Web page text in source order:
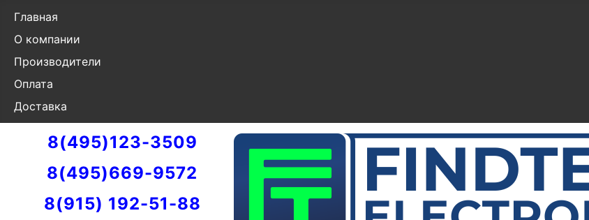
Главная
О компании
Производители
Оплата
Доставка
8(495)123-3509
8(495)669-9572
8(915) 192-51-88